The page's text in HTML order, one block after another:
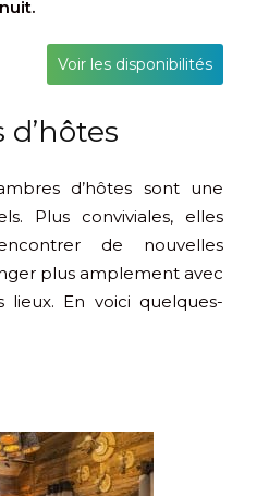
Voir les disponibilités
d’hôtes
d’hôtes sont une
Plus conviviales, elles
de nouvelles
plus amplement avec
lieux. En voici quelques-